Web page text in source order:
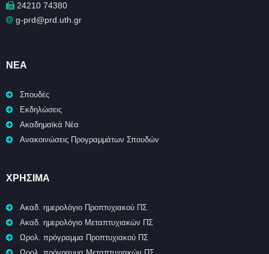
24210 74380
g-prd@prd.uth.gr
ΝΈΑ
Σπουδές
Εκδηλώσεις
Ακαδημαϊκά Νέα
Ανακοινώσεις Προγραμμάτων Σπουδών
ΧΡΉΣΙΜΑ
Ακαδ. ημερολόγιο Προπτυχιακού ΠΣ
Ακαδ. ημερολόγιο Μεταπτυχιακών ΠΣ
Ωρολ. πρόγραμμα Προπτυχιακού ΠΣ